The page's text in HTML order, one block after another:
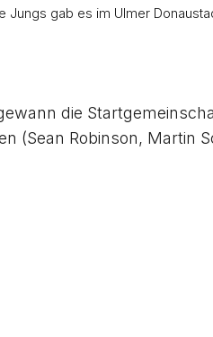
Jungs gab es im Ulmer
die
(Sean Robinson,